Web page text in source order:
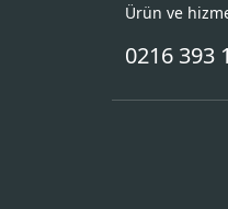
Ürün ve
0216 393